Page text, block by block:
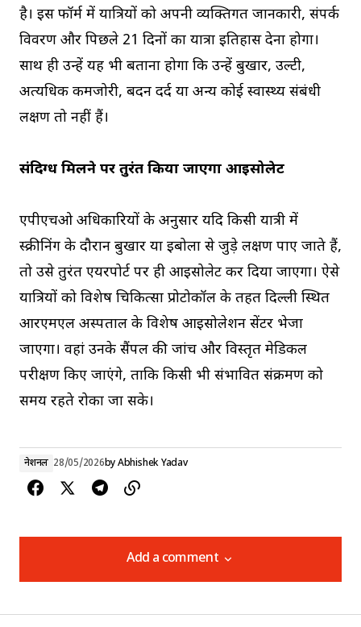
है। इस फॉर्म में यात्रियों को अपनी व्यक्तिगत जानकारी, संपर्क
विवरण और पिछले 21 दिनों का यात्रा इतिहास देना होगा।
साथ ही उन्हें यह भी बताना होगा कि उन्हें बुखार, उल्टी,
अत्यधिक कमजोरी, बदन दर्द या अन्य कोई स्वास्थ्य संबंधी
लक्षण तो नहीं हैं।
संदिग्ध मिलने पर तुरंत किया जाएगा आइसोलेट
एपीएचओ अधिकारियों के अनुसार यदि किसी यात्री में
स्क्रीनिंग के दौरान बुखार या इबोला से जुड़े लक्षण पाए जाते हैं,
तो उसे तुरंत एयरपोर्ट पर ही आइसोलेट कर दिया जाएगा। ऐसे
यात्रियों को विशेष चिकित्सा प्रोटोकॉल के तहत दिल्ली स्थित
आरएमएल अस्पताल के विशेष आइसोलेशन सेंटर भेजा
जाएगा। वहां उनके सैंपल की जांच और विस्तृत मेडिकल
परीक्षण किए जाएंगे, ताकि किसी भी संभावित संक्रमण को
समय रहते रोका जा सके।
नेशनल 28/05/2026byAbhishek Yadav
Add a comment
Add a comment